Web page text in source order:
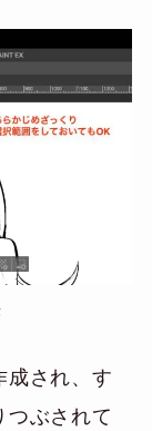
成され、す
つぶされて